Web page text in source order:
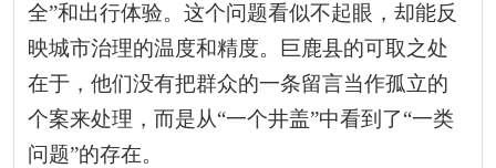
全”和出行体验。这个问题看似不起眼，却能反
映城市治理的温度和精度。巨鹿县的可取之处
在于，他们没有把群众的一条留言当作孤立的
个案来处理，而是从“一个井盖”中看到了“一类
问题”的存在。